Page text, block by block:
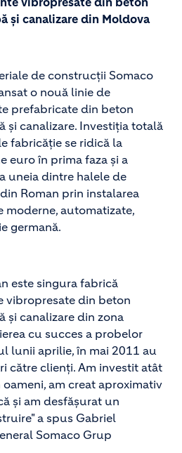
și canalizare din Moldova
de construcții Somaco
o nouă linie de
prefabricate din beton
și canalizare. Investiția totală
fabricăție se ridică la
euro în prima faza și a
uneia dintre halele de
Roman prin instalarea
automatizate,
germană.
este singura fabrică
vibropresate din beton
și canalizare din zona
cu succes a probelor
lunii aprilie, în mai 2011 au
către clienți. Am investit atât
am creat aproximativ
și am desfășurat un
a spus Gabriel
Somaco Grup